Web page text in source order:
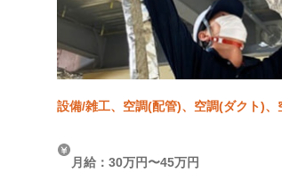
設備/雑工、空調(配管)、空調(ダクト)
月給：30万円〜45万円